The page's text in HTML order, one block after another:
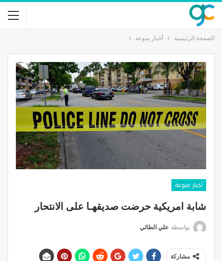
الصفحة الرئيسية أخبار منوعة
أخبار منوعة
شابة امريكية حرضت صديقهـا على الانتحار
بواسطة علي الطائي
مشاركة